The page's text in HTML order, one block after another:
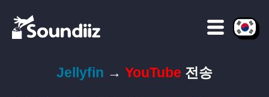
Jellyfin → YouTube 전송